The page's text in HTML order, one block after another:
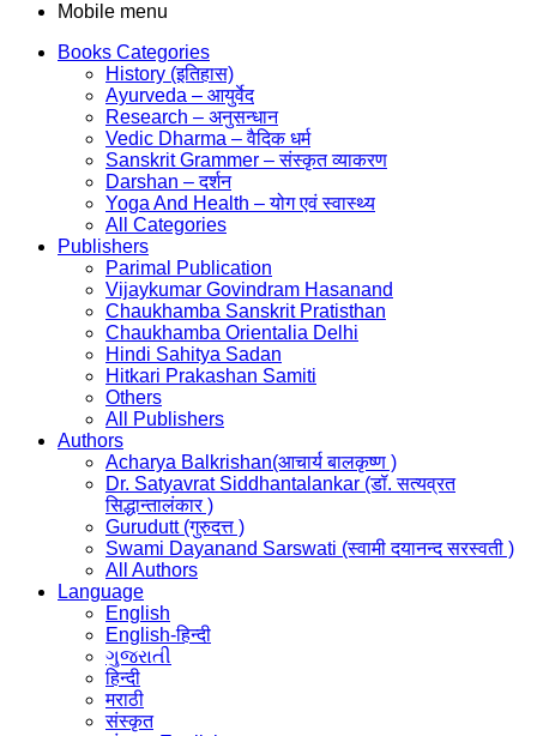
Mobile menu
Books Categories
History (इतिहास)
Ayurveda – आयुर्वेद
Research – अनुसन्धान
Vedic Dharma – वैदिक धर्म
Sanskrit Grammer – संस्कृत व्याकरण
Darshan – दर्शन
Yoga And Health – योग एवं स्वास्थ्य
All Categories
Publishers
Parimal Publication
Vijaykumar Govindram Hasanand
Chaukhamba Sanskrit Pratisthan
Chaukhamba Orientalia Delhi
Hindi Sahitya Sadan
Hitkari Prakashan Samiti
Others
All Publishers
Authors
Acharya Balkrishan(आचार्य बालकृष्ण )
Dr. Satyavrat Siddhantalankar (डॉ. सत्यव्रत
सिद्धान्तालंकार )
Gurudutt (गुरुदत्त )
Swami Dayanand Sarswati (स्वामी दयानन्द सरस्वती )
All Authors
Language
English
English-हिन्दी
ગુજરાતી
हिन्दी
मराठी
संस्कृत